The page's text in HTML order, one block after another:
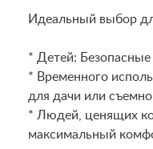
Идеальный выбор
* Детей:
* Временного
для дачи или
* Людей, ценящих
максимальный